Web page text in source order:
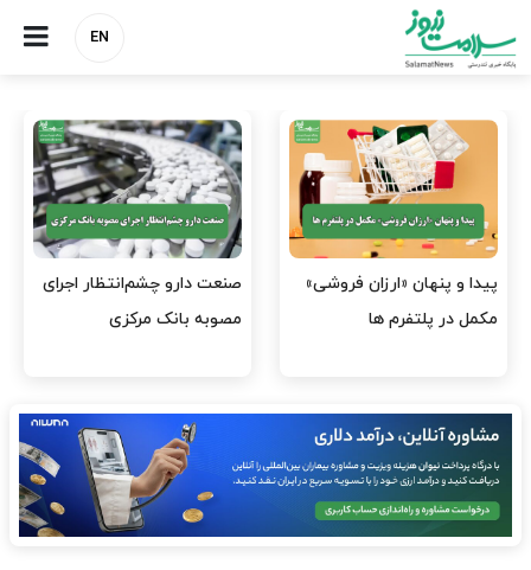
EN
هشدار کانون هموفیلی ایران:
۴ هزار بیمار ۸ ماه است
نسخه وزارت بهداشت برای
مهار پزشک‌نماهای